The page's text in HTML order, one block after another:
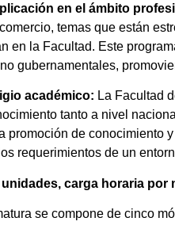
en el ámbito
temas que están
en la Facultad. Este
gubernamentales,
académico: La Facultad
tanto a nivel
promoción de conocimiento
requerimientos de un
carga horaria por
se compone de cinco